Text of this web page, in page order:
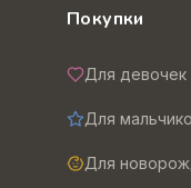
Покупки
Для девочек
Для
Для